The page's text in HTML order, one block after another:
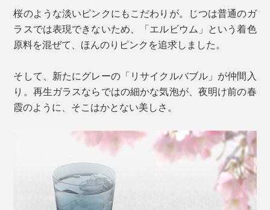
桜のような淡いピンクにもこだわりが。じつは普通のガ
ラスでは表現できないため、「エルビウム」という着色
原料を混ぜて、ほんのりピンクを追求しました。
そして、新たにグレーの「リサイクルバブル」が仲間入
り。再生ガラスならではの細かな気泡が、夜明け前の春
霞のように、そこはかとない美しさ。